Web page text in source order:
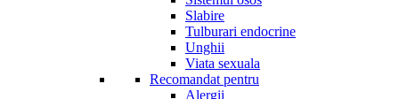
Slabire
Tulburari endocrine
Unghii
Viata sexuala
Recomandat pentru
Alergii